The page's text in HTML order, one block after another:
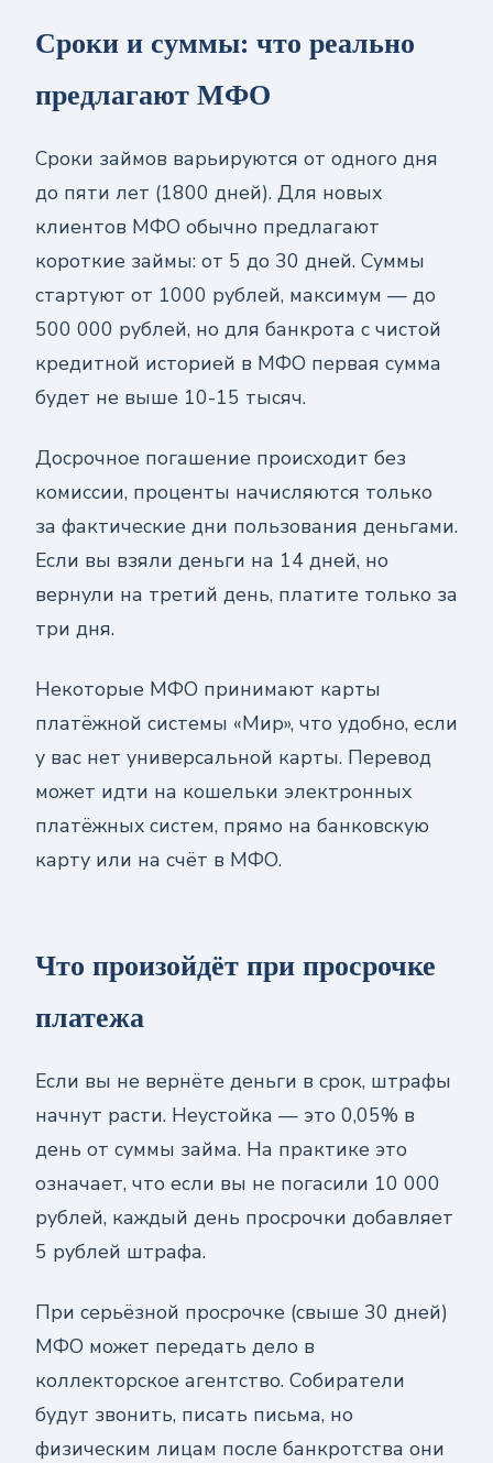
Сроки и суммы: что реально
предлагают МФО
Сроки займов варьируются от одного дня
до пяти лет (1800 дней). Для новых
клиентов МФО обычно предлагают
короткие займы: от 5 до 30 дней. Суммы
стартуют от 1000 рублей, максимум — до
500 000 рублей, но для банкрота с чистой
кредитной историей в МФО первая сумма
будет не выше 10-15 тысяч.
Досрочное погашение происходит без
комиссии, проценты начисляются только
за фактические дни пользования деньгами.
Если вы взяли деньги на 14 дней, но
вернули на третий день, платите только за
три дня.
Некоторые МФО принимают карты
платёжной системы «Мир», что удобно, если
у вас нет универсальной карты. Перевод
может идти на кошельки электронных
платёжных систем, прямо на банковскую
карту или на счёт в МФО.
Что произойдёт при просрочке
платежа
Если вы не вернёте деньги в срок, штрафы
начнут расти. Неустойка — это 0,05% в
день от суммы займа. На практике это
означает, что если вы не погасили 10 000
рублей, каждый день просрочки добавляет
5 рублей штрафа.
При серьёзной просрочке (свыше 30 дней)
МФО может передать дело в
коллекторское агентство. Собиратели
будут звонить, писать письма, но
физическим лицам после банкротства они